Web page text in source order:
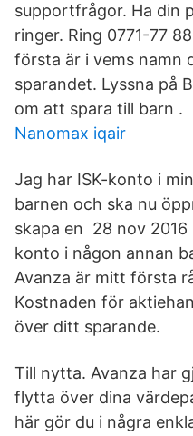
supportfrågor. Ha din
ringer. Ring 0771-77
första är i vems namn
sparandet. Lyssna på
om att spara till barn .
Nanomax iqair
Jag har ISK-konto i
barnen och ska nu
skapa en 28 nov
konto i någon annan
Avanza är mitt första
Kostnaden för
över ditt sparande.
Till nytta. Avanza har
flytta över dina
här gör du i några